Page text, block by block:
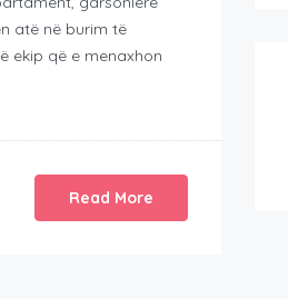
atë në burim të
ekip që e menaxhon
Read More